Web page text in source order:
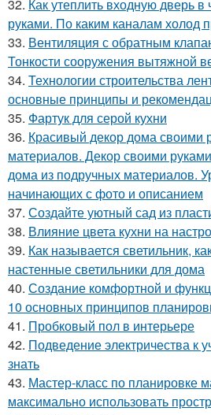
32. Как утеплить входную дверь
руками. По каким каналам холод
33. Вентиляция с обратным
Тонкости сооружения вытяжной
34. Технологии строительства
основные принципы и
35. Фартук для серой кухни
36. Красивый декор дома своими
материалов. Декор своими
дома из подручных материалов.
начинающих с фото и описанием
37. Создайте уютный сад из
38. Влияние цвета кухни на
39. Как называется светильник,
настенные светильники для дома
40. Создание комфортной и
10 основных принципов
41. Пробковый пол в интерьере
42. Подведение электричества к
знать
43. Мастер-класс по планировке
максимально использовать